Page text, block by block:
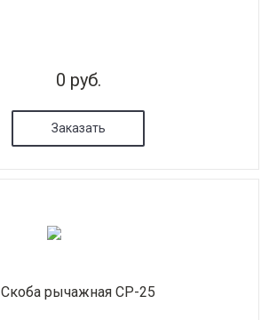
0 руб.
Заказать
Скоба рычажная СР-25